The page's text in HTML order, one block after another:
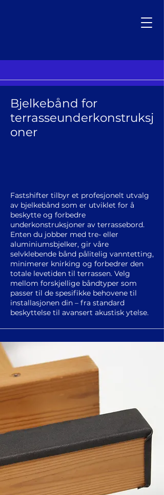
Bjelkebånd for
terrasseunderkonstruksj
oner
Fastshifter tilbyr et profesjonelt utvalg
av bjelkebånd som er utviklet for å
beskytte og forbedre
underkonstruksjoner av terrassebord.
Enten du jobber med tre- eller
aluminiumsbjelker, gir våre
selvklebende bånd pålitelig vanntetting,
minimerer knirking og forbedrer den
totale levetiden til terrassen. Velg
mellom forskjellige båndtyper som
passer til de spesifikke behovene til
installasjonen din – fra standard
beskyttelse til avansert akustisk ytelse.